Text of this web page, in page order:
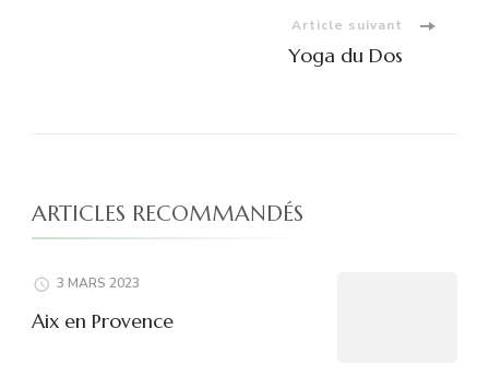
Article suivant
Yoga du Dos
ARTICLES RECOMMANDÉS
3 MARS 2023
Aix en Provence